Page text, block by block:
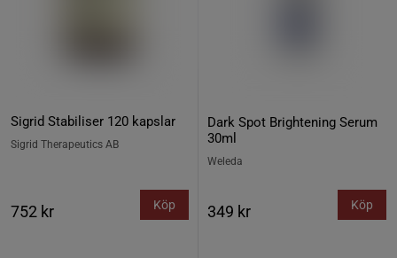
Sigrid Stabiliser 120 kapslar
Sigrid Therapeutics AB
752 kr Köp
Dark Spot Brightening Serum
30ml
Weleda
349 kr Köp